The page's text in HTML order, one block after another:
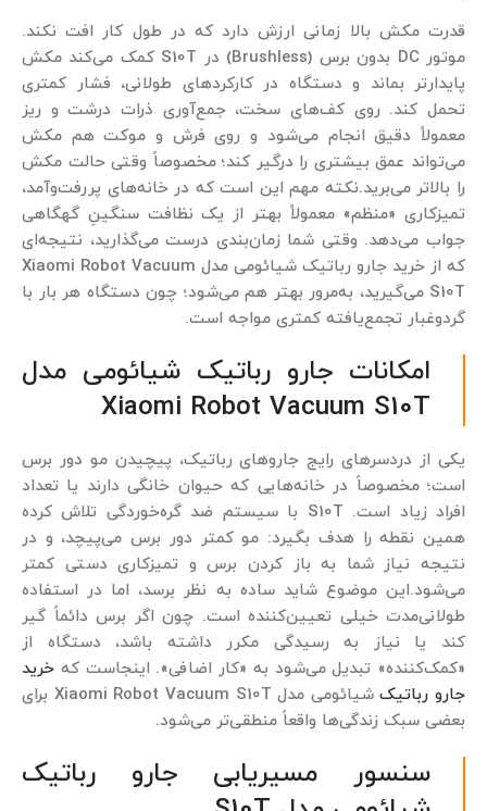
قدرت مکش بالا زمانی ارزش دارد که در طول کار افت نکند.
موتور DC بدون برس (Brushless) در S10T کمک می‌کند مکش
پایدارتر بماند و دستگاه در کارکردهای طولانی، فشار کمتری
تحمل کند. روی کف‌های سخت، جمع‌آوری ذرات درشت و ریز
معمولاً دقیق انجام می‌شود و روی فرش و موکت هم مکش
می‌تواند عمق بیشتری را درگیر کند؛ مخصوصاً وقتی حالت مکش
را بالاتر می‌برید.نکته مهم این است که در خانه‌های پررفت‌وآمد،
تمیزکاری «منظم» معمولاً بهتر از یک نظافت سنگینِ گهگاهی
جواب می‌دهد. وقتی شما زمان‌بندی درست می‌گذارید، نتیجه‌ای
که از خرید جارو رباتیک شیائومی مدل Xiaomi Robot Vacuum
S10T می‌گیرید، به‌مرور بهتر هم می‌شود؛ چون دستگاه هر بار با
گردوغبار تجمع‌یافته کمتری مواجه است.
امکانات جارو رباتیک شیائومی مدل
Xiaomi Robot Vacuum S10T
یکی از دردسرهای رایج جاروهای رباتیک، پیچیدن مو دور برس
است؛ مخصوصاً در خانه‌هایی که حیوان خانگی دارند یا تعداد
افراد زیاد است. S10T با سیستم ضد گره‌خوردگی تلاش کرده
همین نقطه را هدف بگیرد: مو کمتر دور برس می‌پیچد، و در
نتیجه نیاز شما به باز کردن برس و تمیزکاری دستی کمتر
می‌شود.این موضوع شاید ساده به نظر برسد، اما در استفاده
طولانی‌مدت خیلی تعیین‌کننده است. چون اگر برس دائماً گیر
کند یا نیاز به رسیدگی مکرر داشته باشد، دستگاه از
«کمک‌کننده» تبدیل می‌شود به «کار اضافی». اینجاست که خرید
جارو رباتیک
شیائومی مدل Xiaomi Robot Vacuum S10T برای
بعضی سبک زندگی‌ها واقعاً منطقی‌تر می‌شود.
سنسور مسیریابی جارو رباتیک